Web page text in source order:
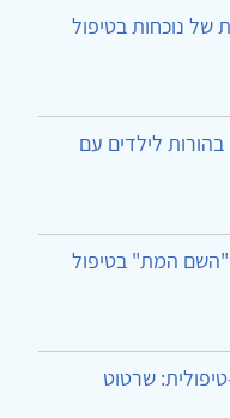
של נוכחות בטיפול
לילדים עם
"השם המת" בטיפול
שרטוט